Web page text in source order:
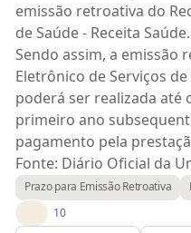
emissão retroativa do
de Saúde - Receita Saúde.
Sendo assim, a emissão
Eletrônico de Serviços de
poderá ser realizada até
primeiro ano
pagamento pela
Fonte: Diário Oficial da
Prazo para Emissão Retroativa
10